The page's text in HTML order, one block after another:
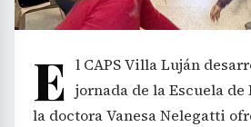
E l CAPS Villa Luján
jornada de la Escuela de
la doctora Vanesa Nelegatti